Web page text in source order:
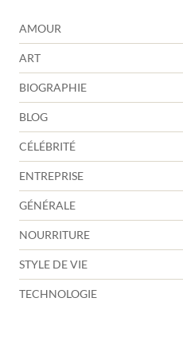
AMOUR
ART
BIOGRAPHIE
BLOG
CÉLÉBRITÉ
ENTREPRISE
GÉNÉRALE
NOURRITURE
STYLE DE VIE
TECHNOLOGIE